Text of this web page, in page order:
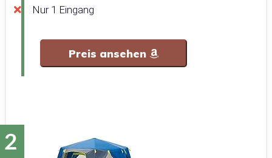
Nur 1 Eingang
Preis ansehen